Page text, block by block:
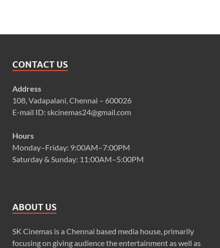
CONTACT US
Address
108, Vadapalani, Chennai – 600026
E-mail ID: skcinemas24@gmail.com
Hours
Monday–Friday: 9:00AM–7:00PM
Saturday & Sunday: 11:00AM–5:00PM
ABOUT US
SK Cinemas is a Chennai based media house, primarily
focusing on giving audience the entertainment as well as